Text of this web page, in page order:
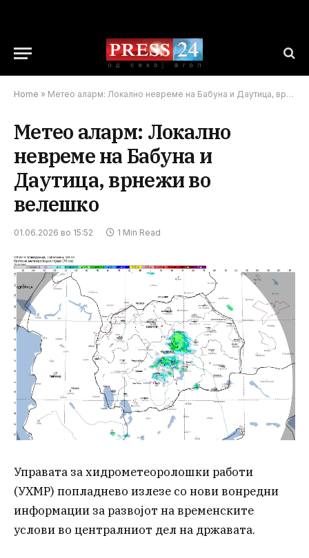
Home » Метео аларм: Локално невреме на Бабуна и Даутица, врнежи во велешко
Метео аларм: Локално
невреме на Бабуна и
Даутица, врнежи во
велешко
01.06.2026 во 15:52 1 Min Read
Управата за хидрометеоролошки работи
(УХМР) попладнево излезе со нови вонредни
информации за развојот на временските
услови во централниот дел на државата.